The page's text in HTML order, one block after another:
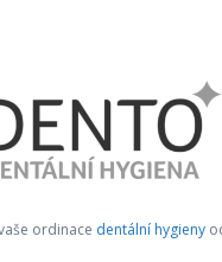
ordinace dentální hygieny